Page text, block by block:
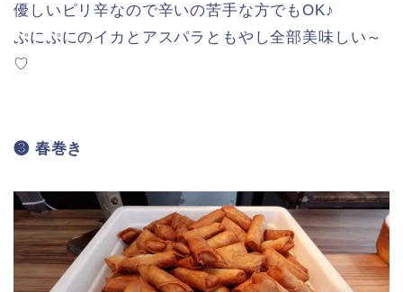
優しいピリ辛なので辛いの苦手な方でもOK♪
ぷにぷにのイカとアスパラともやし全部美味しい～
♡
❸ 春巻き